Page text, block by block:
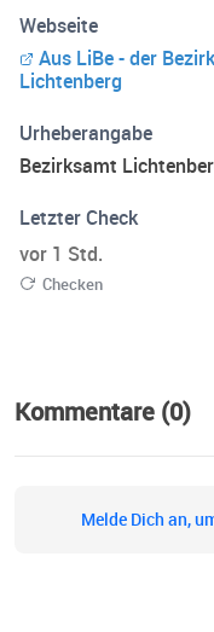
Webseite
Aus LiBe - der
Lichtenberg
Urheberangabe
Bezirksamt
Letzter Check
vor 1 Std.
Checken
Kommentare (0)
Melde Dich an,